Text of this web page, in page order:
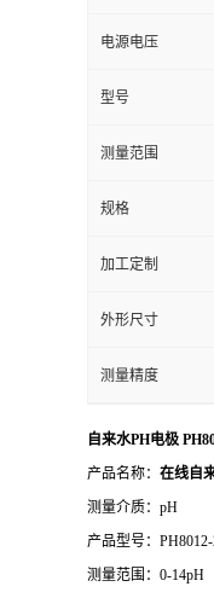
电源电压
型号
测量范围
规格
加工定制
外形尺寸
测量精度
自来水PH电极
产品名称： 在线自
测量介质：pH
产品型号：
测量范围：0-14pH